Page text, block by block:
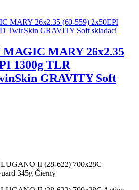
MAGIC MARY 26x2.35
1300g TLR
GRAVITY Soft